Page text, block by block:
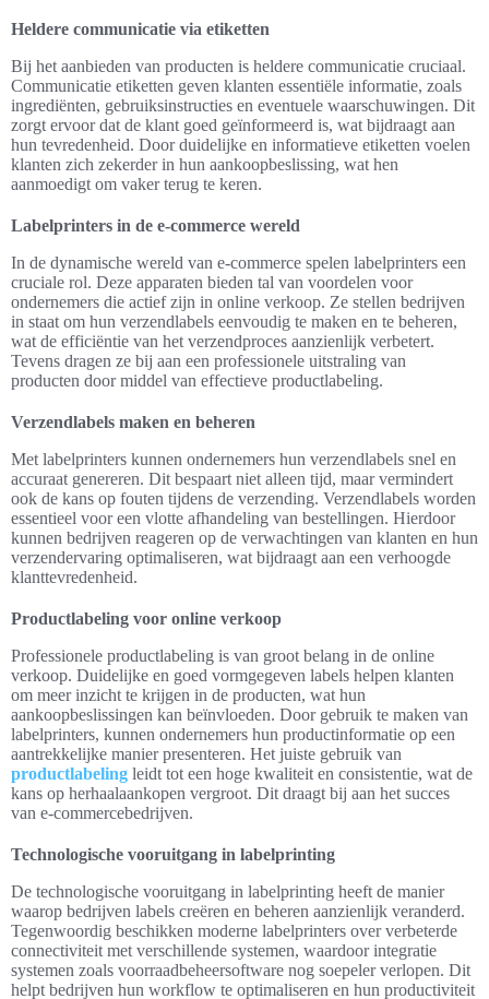
Heldere communicatie via etiketten
Bij het aanbieden van producten is heldere communicatie cruciaal.
Communicatie etiketten geven klanten essentiële informatie, zoals
ingrediënten, gebruiksinstructies en eventuele waarschuwingen. Dit
zorgt ervoor dat de klant goed geïnformeerd is, wat bijdraagt aan
hun tevredenheid. Door duidelijke en informatieve etiketten voelen
klanten zich zekerder in hun aankoopbeslissing, wat hen
aanmoedigt om vaker terug te keren.
Labelprinters in de e-commerce wereld
In de dynamische wereld van e-commerce spelen labelprinters een
cruciale rol. Deze apparaten bieden tal van voordelen voor
ondernemers die actief zijn in online verkoop. Ze stellen bedrijven
in staat om hun verzendlabels eenvoudig te maken en te beheren,
wat de efficiëntie van het verzendproces aanzienlijk verbetert.
Tevens dragen ze bij aan een professionele uitstraling van
producten door middel van effectieve productlabeling.
Verzendlabels maken en beheren
Met labelprinters kunnen ondernemers hun verzendlabels snel en
accuraat genereren. Dit bespaart niet alleen tijd, maar vermindert
ook de kans op fouten tijdens de verzending. Verzendlabels worden
essentieel voor een vlotte afhandeling van bestellingen. Hierdoor
kunnen bedrijven reageren op de verwachtingen van klanten en hun
verzendervaring optimaliseren, wat bijdraagt aan een verhoogde
klanttevredenheid.
Productlabeling voor online verkoop
Professionele productlabeling is van groot belang in de online
verkoop. Duidelijke en goed vormgegeven labels helpen klanten
om meer inzicht te krijgen in de producten, wat hun
aankoopbeslissingen kan beïnvloeden. Door gebruik te maken van
labelprinters, kunnen ondernemers hun productinformatie op een
aantrekkelijke manier presenteren. Het juiste gebruik van
productlabeling leidt tot een hoge kwaliteit en consistentie, wat de
kans op herhaalaankopen vergroot. Dit draagt bij aan het succes
van e-commercebedrijven.
Technologische vooruitgang in labelprinting
De technologische vooruitgang in labelprinting heeft de manier
waarop bedrijven labels creëren en beheren aanzienlijk veranderd.
Tegenwoordig beschikken moderne labelprinters over verbeterde
connectiviteit met verschillende systemen, waardoor integratie
systemen zoals voorraadbeheersoftware nog soepeler verlopen. Dit
helpt bedrijven hun workflow te optimaliseren en hun productiviteit